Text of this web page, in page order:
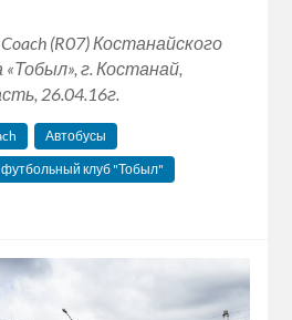
(R07) Костанайского
г. Костанай,
26.04.16г.
Автобусы
футбольный клуб "Тобыл"